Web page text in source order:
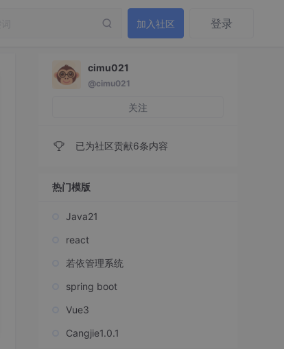
加入社区 登录
cimu021
@cimu021
关注
已为社区贡献6条内容
热门模版
Java21
react
若依管理系统
spring boot
Vue3
Cangjie1.0.1